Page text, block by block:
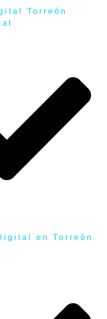
Torreón
en Torreón